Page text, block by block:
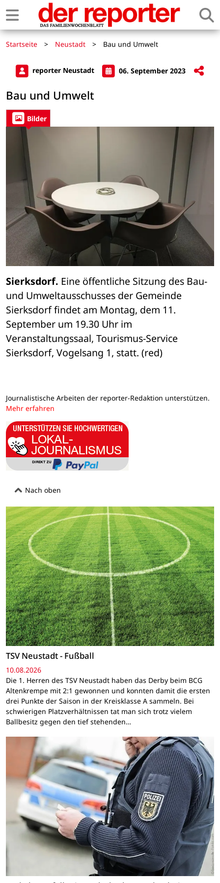
Startseite > Neustadt > Bau und Umwelt
reporter Neustadt 06. September 2023
Bau und Umwelt
Bilder
Sierksdorf. Eine öffentliche Sitzung des Bau-
und Umweltausschusses der Gemeinde
Sierksdorf findet am Montag, dem 11.
September um 19.30 Uhr im
Veranstaltungssaal, Tourismus-Service
Sierksdorf, Vogelsang 1, statt. (red)
Journalistische Arbeiten der reporter-Redaktion unterstützen.
Mehr erfahren
Nach oben
TSV Neustadt - Fußball
10.08.2026
Die 1. Herren des TSV Neustadt haben das Derby beim BCG
Altenkrempe mit 2:1 gewonnen und konnten damit die ersten
drei Punkte der Saison in der Kreisklasse A sammeln. Bei
schwierigen Platzverhältnissen tat man sich trotz vielem
Ballbesitz gegen den tief stehenden…